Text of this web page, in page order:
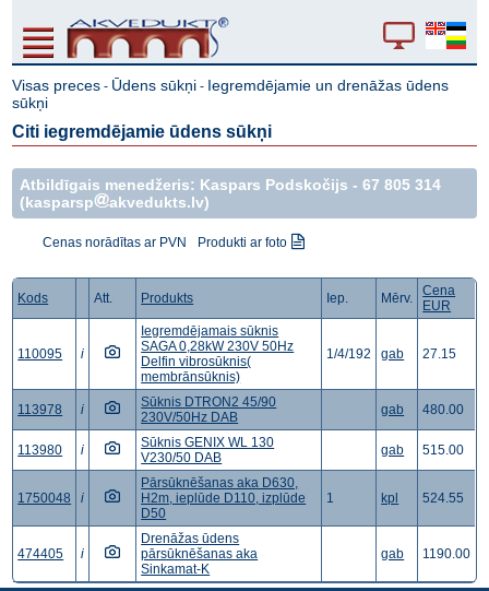
Visas preces - Ūdens sūkņi - Iegremdējamie un drenāžas ūdens
sūkņi
Citi iegremdējamie ūdens sūkņi
Atbildīgais menedžeris: Kaspars Podskočijs -67 805 314
(kasparsp
akvedukts.lv)
Cenas norādītas ar PVN Produkti ar foto
Kods Att. Produkts Iep. Mērv.
Cena
EUR
110095 i
Iegremdējamais sūknis
SAGA 0,28kW 230V 50Hz
Delfin vibrosūknis(
membrānsūknis)
1/4/192 gab 27.15
113978 i
Sūknis DTRON2 45/90
230V/50Hz DAB
gab 480.00
113980 i
Sūknis GENIX WL 130
V230/50 DAB
gab 515.00
1750048 i
Pārsūknēšanas aka D630,
H2m, ieplūde D110, izplūde
D50
1 kpl 524.55
474405 i
Drenāžas ūdens
pārsūknēšanas aka
Sinkamat-K
gab 1190.00